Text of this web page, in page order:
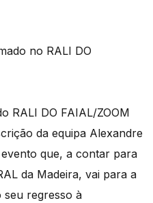
no RALI DO
RALI DO FAIAL/ZOOM
da equipa Alexandre
que, a contar para
da Madeira, vai para a
seu regresso à